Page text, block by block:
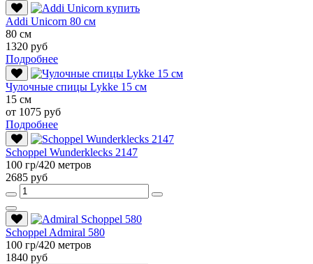
Addi Unicorn 80 см
80 см
1320 руб
Подробнее
Чулочные спицы Lykke 15 см
15 см
от 1075 руб
Подробнее
Schoppel Wunderklecks 2147
100 гр/420 метров
2685 руб
Schoppel Admiral 580
100 гр/420 метров
1840 руб